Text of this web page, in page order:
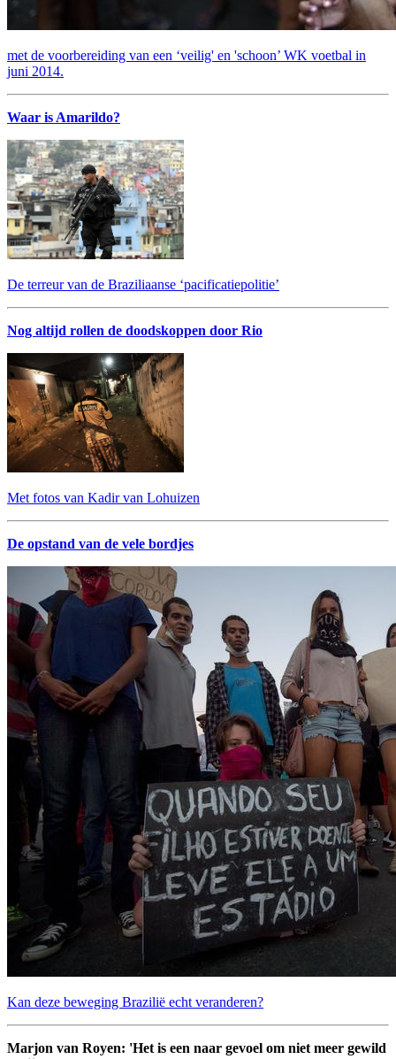
met de voorbereiding van een ‘veilig' en 'schoon’ WK voetbal in
juni 2014.
Waar is Amarildo?
De terreur van de Braziliaanse ‘pacificatiepolitie’
Nog altijd rollen de doodskoppen door Rio
Met fotos van Kadir van Lohuizen
De opstand van de vele bordjes
Kan deze beweging Brazilië echt veranderen?
Marjon van Royen: 'Het is een naar gevoel om niet meer gewild